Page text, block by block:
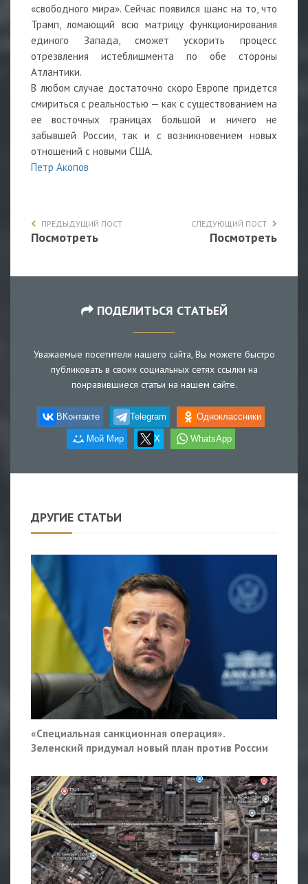
«свободного мира». Сейчас появился шанс на то, что
Трамп, ломающий всю матрицу функционирования
единого Запада, сможет ускорить процесс
отрезвления истеблишмента по обе стороны
Атлантики.
В любом случае достаточно скоро Европе придется
смириться с реальностью — как с существованием на
ее восточных границах большой и ничего не
забывшей России, так и с возникновением новых
отношений с новыми США.
Петр Акопов
ПРЕДЫДУЩИЙ ПОСТ
Посмотреть
СЛЕДУЮЩИЙ ПОСТ
Посмотреть
ПОДЕЛИТЬСЯ СТАТЬЕЙ
Уважаемые посетители нашего сайта, Вы можете быстро
публиковать в своих социальных сетях ссылки на
понравившиеся статьи на нашем сайте.
ВКонтакте Telegram Одноклассники
Мой Мир X WhatsApp
ДРУГИЕ СТАТЬИ
«Специальная санкционная операция».
Зеленский придумал новый план против России